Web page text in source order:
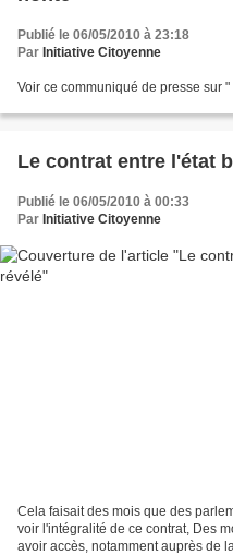
Publié le 06/05/2010 à 23:18
Par Initiative Citoyenne
Voir ce communiqué de presse sur
Le contrat entre l'état
Publié le 06/05/2010 à 00:33
Par Initiative Citoyenne
Cela faisait des mois que des
voir l'intégralité de ce contrat, Des
avoir accès, notamment auprès de